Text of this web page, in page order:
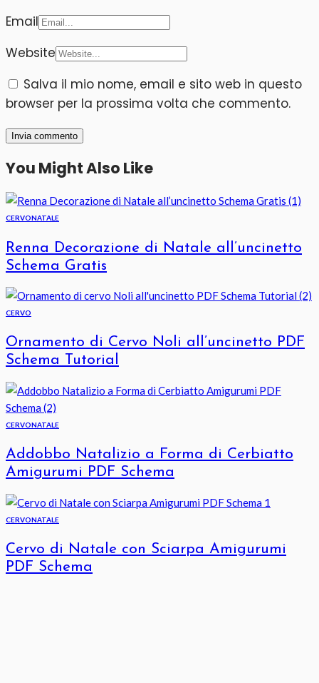
Email
Website
Salva il mio nome, email e sito web in questo
browser per la prossima volta che commento.
You Might Also Like
CERVONATALE
Renna Decorazione di Natale all’uncinetto
Schema Gratis
CERVO
Ornamento di Cervo Noli all’uncinetto PDF
Schema Tutorial
CERVONATALE
Addobbo Natalizio a Forma di Cerbiatto
Amigurumi PDF Schema
CERVONATALE
Cervo di Natale con Sciarpa Amigurumi
PDF Schema